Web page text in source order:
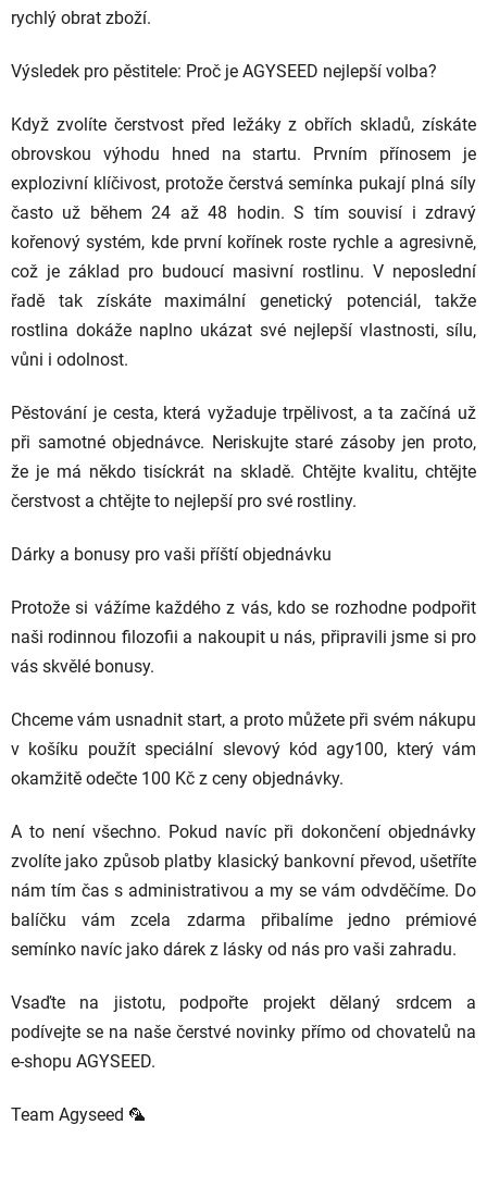
rychlý obrat zboží.
Výsledek pro pěstitele: Proč je AGYSEED nejlepší volba?
Když zvolíte čerstvost před ležáky z obřích skladů, získáte
obrovskou výhodu hned na startu. Prvním přínosem je
explozivní klíčivost, protože čerstvá semínka pukají plná síly
často už během 24 až 48 hodin. S tím souvisí i zdravý
kořenový systém, kde první kořínek roste rychle a agresivně,
což je základ pro budoucí masivní rostlinu. V neposlední
řadě tak získáte maximální genetický potenciál, takže
rostlina dokáže naplno ukázat své nejlepší vlastnosti, sílu,
vůni i odolnost.
Pěstování je cesta, která vyžaduje trpělivost, a ta začíná už
při samotné objednávce. Neriskujte staré zásoby jen proto,
že je má někdo tisíckrát na skladě. Chtějte kvalitu, chtějte
čerstvost a chtějte to nejlepší pro své rostliny.
Dárky a bonusy pro vaši příští objednávku
Protože si vážíme každého z vás, kdo se rozhodne podpořit
naši rodinnou filozofii a nakoupit u nás, připravili jsme si pro
vás skvělé bonusy.
Chceme vám usnadnit start, a proto můžete při svém nákupu
v košíku použít speciální slevový kód agy100, který vám
okamžitě odečte 100 Kč z ceny objednávky.
A to není všechno. Pokud navíc při dokončení objednávky
zvolíte jako způsob platby klasický bankovní převod, ušetříte
nám tím čas s administrativou a my se vám odvděčíme. Do
balíčku vám zcela zdarma přibalíme jedno prémiové
semínko navíc jako dárek z lásky od nás pro vaši zahradu.
Vsaďte na jistotu, podpořte projekt dělaný srdcem a
podívejte se na naše čerstvé novinky přímo od chovatelů na
e-shopu AGYSEED.
Team Agyseed 🦜